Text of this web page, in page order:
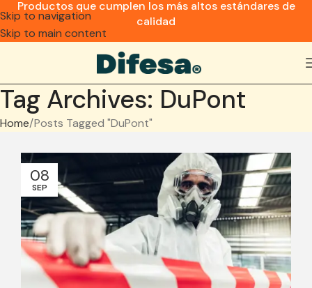
Skip to navigation
Skip to main content
Tag Archives: DuPont
Home Posts Tagged "DuPont"
08
SEP
Productos que cumplen los más altos estándares de
calidad